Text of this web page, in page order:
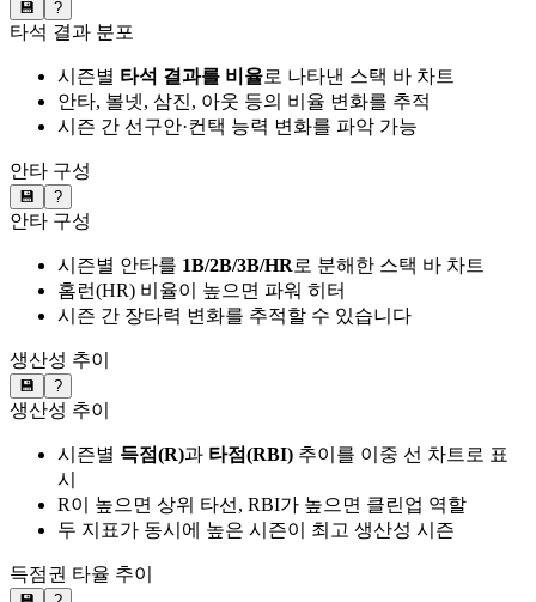
💾 ?
타석 결과 분포
시즌별 타석 결과를 비율로 나타낸 스택 바 차트
안타, 볼넷, 삼진, 아웃 등의 비율 변화를 추적
시즌 간 선구안·컨택 능력 변화를 파악 가능
안타 구성
💾 ?
안타 구성
시즌별 안타를 1B/2B/3B/HR로 분해한 스택 바 차트
홈런(HR) 비율이 높으면 파워 히터
시즌 간 장타력 변화를 추적할 수 있습니다
생산성 추이
💾 ?
생산성 추이
시즌별 득점(R)과 타점(RBI) 추이를 이중 선 차트로 표
시
R이 높으면 상위 타선, RBI가 높으면 클린업 역할
두 지표가 동시에 높은 시즌이 최고 생산성 시즌
득점권 타율 추이